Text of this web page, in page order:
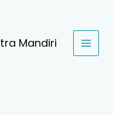
Mandiri